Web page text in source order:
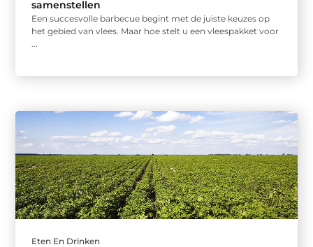
samenstellen
Een succesvolle barbecue begint met de juiste keuzes op
het gebied van vlees. Maar hoe stelt u een vleespakket voor
Eten En Drinken